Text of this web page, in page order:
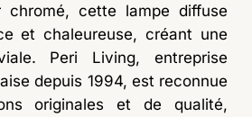
chromé, cette lampe diffuse
et chaleureuse, créant une
Peri Living, entreprise
depuis 1994, est reconnue
originales et de qualité,